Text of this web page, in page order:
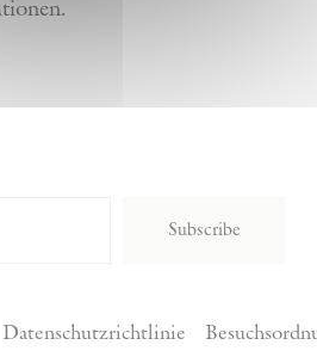
Subscribe
Datenschutzrichtlinie